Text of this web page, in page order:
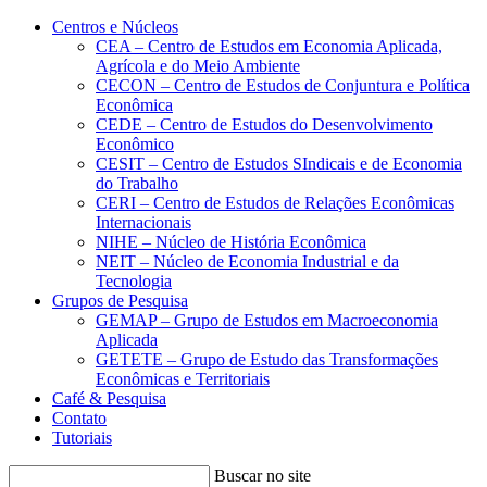
Conteúdo principal Menu principal
Centros e Núcleos
CEA – Centro de Estudos em Economia Aplicada,
Agrícola e do Meio Ambiente
CECON – Centro de Estudos de Conjuntura e Política
Econômica
CEDE – Centro de Estudos do Desenvolvimento
Econômico
CESIT – Centro de Estudos SIndicais e de Economia
do Trabalho
CERI – Centro de Estudos de Relações Econômicas
Internacionais
NIHE – Núcleo de História Econômica
NEIT – Núcleo de Economia Industrial e da
Tecnologia
Grupos de Pesquisa
GEMAP – Grupo de Estudos em Macroeconomia
Aplicada
GETETE – Grupo de Estudo das Transformações
Econômicas e Territoriais
Café & Pesquisa
Contato
Tutoriais
Buscar no site